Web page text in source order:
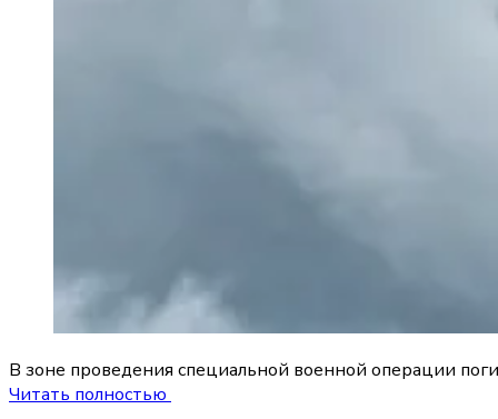
В зоне проведения специальной военной операции
Читать полностью